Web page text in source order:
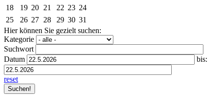
18
19 20 21 22 23 24
25
26 27 28 29 30 31
Hier können Sie gezielt suchen:
Kategorie
Suchwort
Datum
bis:
reset